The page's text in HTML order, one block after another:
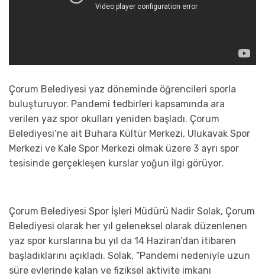
Çorum Belediyesi yaz döneminde öğrencileri sporla
buluşturuyor. Pandemi tedbirleri kapsamında ara
verilen yaz spor okulları yeniden başladı. Çorum
Belediyesi’ne ait Buhara Kültür Merkezi, Ulukavak Spor
Merkezi ve Kale Spor Merkezi olmak üzere 3 ayrı spor
tesisinde gerçekleşen kurslar yoğun ilgi görüyor.
Çorum Belediyesi Spor İşleri Müdürü Nadir Solak, Çorum
Belediyesi olarak her yıl geleneksel olarak düzenlenen
yaz spor kurslarına bu yıl da 14 Haziran’dan itibaren
başladıklarını açıkladı. Solak, “Pandemi nedeniyle uzun
süre evlerinde kalan ve fiziksel aktivite imkanı